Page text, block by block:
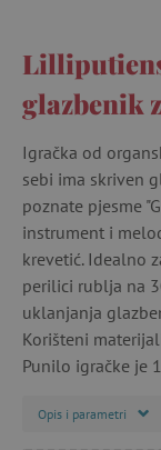
glazbenik
Igračka od
sebi ima skriven
poznate pjesme
instrument i
krevetić. Idealno
perilici rublja na
uklanjanja
Korišteni
Punilo igračke je
Opis i parametri